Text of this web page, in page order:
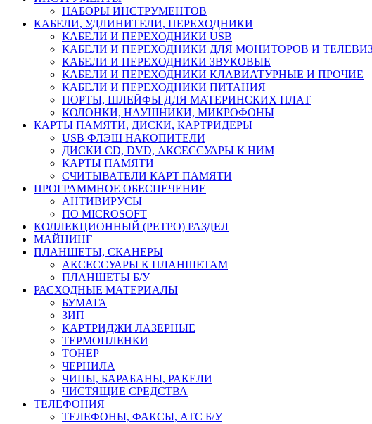
НАБОРЫ ИНСТРУМЕНТОВ
КАБЕЛИ, УДЛИНИТЕЛИ, ПЕРЕХОДНИКИ
КАБЕЛИ И ПЕРЕХОДНИКИ USB
КАБЕЛИ И ПЕРЕХОДНИКИ ДЛЯ МОНИТОРОВ И
КАБЕЛИ И ПЕРЕХОДНИКИ ЗВУКОВЫЕ
КАБЕЛИ И ПЕРЕХОДНИКИ КЛАВИАТУРНЫЕ И ПРОЧИЕ
КАБЕЛИ И ПЕРЕХОДНИКИ ПИТАНИЯ
ПОРТЫ, ШЛЕЙФЫ ДЛЯ МАТЕРИНСКИХ ПЛАТ
КОЛОНКИ, НАУШНИКИ, МИКРОФОНЫ
КАРТЫ ПАМЯТИ, ДИСКИ, КАРТРИДЕРЫ
USB ФЛЭШ НАКОПИТЕЛИ
ДИСКИ CD, DVD, АКСЕССУАРЫ К НИМ
КАРТЫ ПАМЯТИ
СЧИТЫВАТЕЛИ КАРТ ПАМЯТИ
ПРОГРАММНОЕ ОБЕСПЕЧЕНИЕ
АНТИВИРУСЫ
ПО MICROSOFT
КОЛЛЕКЦИОННЫЙ (РЕТРО) РАЗДЕЛ
МАЙНИНГ
ПЛАНШЕТЫ, СКАНЕРЫ
АКСЕССУАРЫ К ПЛАНШЕТАМ
ПЛАНШЕТЫ Б/У
РАСХОДНЫЕ МАТЕРИАЛЫ
БУМАГА
ЗИП
КАРТРИДЖИ ЛАЗЕРНЫЕ
ТЕРМОПЛЕНКИ
ТОНЕР
ЧЕРНИЛА
ЧИПЫ, БАРАБАНЫ, РАКЕЛИ
ЧИСТЯЩИЕ СРЕДСТВА
ТЕЛЕФОНИЯ
ТЕЛЕФОНЫ, ФАКСЫ, АТС Б/У